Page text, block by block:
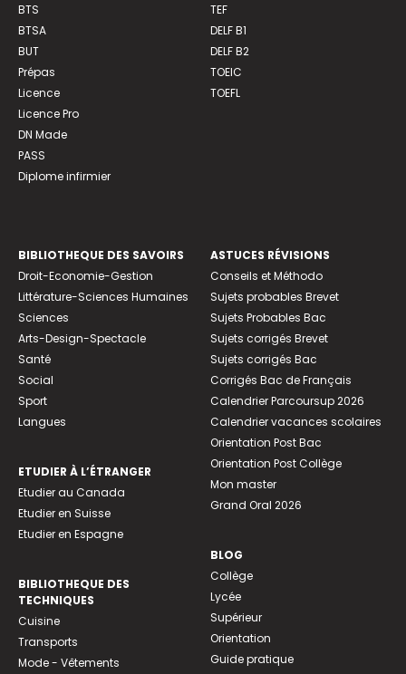
BTS
BTSA
BUT
Prépas
Licence
Licence Pro
DN Made
PASS
Diplome infirmier
TEF
DELF B1
DELF B2
TOEIC
TOEFL
BIBLIOTHEQUE DES SAVOIRS
Droit-Economie-Gestion
Littérature-Sciences Humaines
Sciences
Arts-Design-Spectacle
Santé
Social
Sport
Langues
ETUDIER À L’ÉTRANGER
Etudier au Canada
Etudier en Suisse
Etudier en Espagne
BIBLIOTHEQUE DES
TECHNIQUES
Cuisine
Transports
Mode - Vêtements
ASTUCES RÉVISIONS
Conseils et Méthodo
Sujets probables Brevet
Sujets Probables Bac
Sujets corrigés Brevet
Sujets corrigés Bac
Corrigés Bac de Français
Calendrier Parcoursup 2026
Calendrier vacances scolaires
Orientation Post Bac
Orientation Post Collège
Mon master
Grand Oral 2026
BLOG
Collège
Lycée
Supérieur
Orientation
Guide pratique